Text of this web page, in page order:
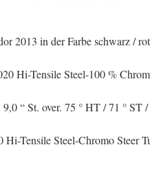
2013 in der Farbe schwarz / rot
Hi-Tensile Steel-100 %
“ St. over. 75 ° HT / 71 ° ST
Hi-Tensile Steel-Chromo Steer